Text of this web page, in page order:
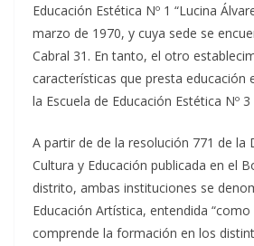
Educación Estética Nº 1 “Lucina
marzo de 1970, y cuya sede se
Cabral 31. En tanto, el otro
características que presta educación
la Escuela de Educación Estética Nº
A partir de de la resolución 771 de la
Cultura y Educación publicada en el
distrito, ambas instituciones se
Educación Artística, entendida
comprende la formación en los